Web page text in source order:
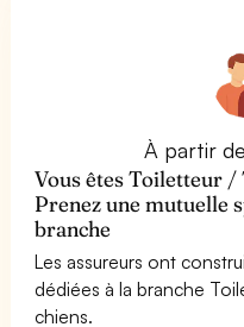
À partir
Vous êtes Toiletteur /
Prenez une mutuelle
branche
Les assureurs ont
dédiées à la branche
chiens.